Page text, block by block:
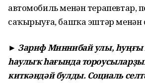
автомобиль менән терапевтар,
саҡырыуға, башҡа эштәр менән
► Зариф Миннибай улы, һуңғы
һаулыҡ һағында
киткәндәй булды. Социаль